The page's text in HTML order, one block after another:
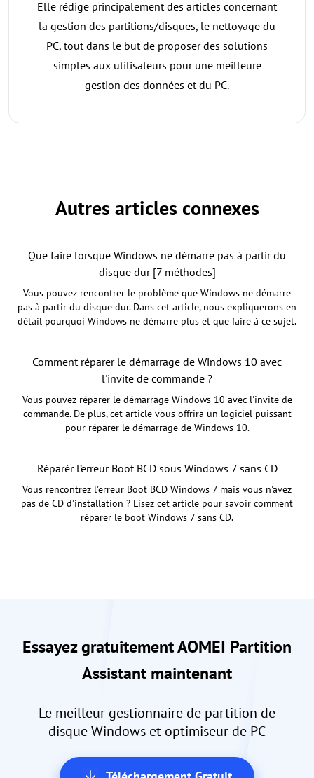
Elle rédige principalement des articles concernant
la gestion des partitions/disques, le nettoyage du
PC, tout dans le but de proposer des solutions
simples aux utilisateurs pour une meilleure
gestion des données et du PC.
Autres articles connexes
Que faire lorsque Windows ne démarre pas à partir du
disque dur [7 méthodes]
Vous pouvez rencontrer le problème que Windows ne démarre
pas à partir du disque dur. Dans cet article, nous expliquerons en
détail pourquoi Windows ne démarre plus et que faire à ce sujet.
Comment réparer le démarrage de Windows 10 avec
l'invite de commande ?
Vous pouvez réparer le démarrage Windows 10 avec l'invite de
commande. De plus, cet article vous offrira un logiciel puissant
pour réparer le démarrage de Windows 10.
Réparér l’erreur Boot BCD sous Windows 7 sans CD
Vous rencontrez l'erreur Boot BCD Windows 7 mais vous n'avez
pas de CD d'installation ? Lisez cet article pour savoir comment
réparer le boot Windows 7 sans CD.
Essayez gratuitement AOMEI Partition
Assistant maintenant
Le meilleur gestionnaire de partition de
disque Windows et optimiseur de PC